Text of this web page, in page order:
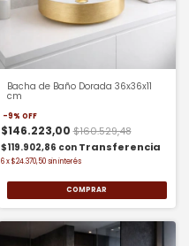
Bacha de Baño Dorada 36x36x11
cm
-9%OFF
$146.223,00$160.529,48
$119.902,86 con
6 x$24.370,50 sin interés